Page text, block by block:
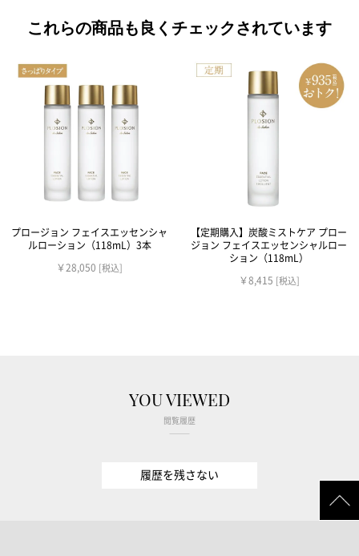
これらの商品も良くチェックされています
プロージョン フェイスエッセンシャ
ルローション（118mL）3本
￥28,050 [税込]
【定期購入】炭酸ミストケア プロー
ジョン フェイスエッセンシャルロー
ション（118mL）
￥8,415 [税込]
YOU VIEWED
閲覧履歴
履歴を残さない